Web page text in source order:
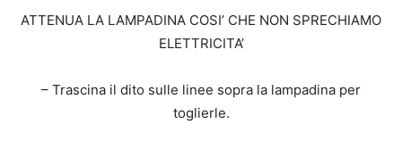
ATTENUA LA LAMPADINA COSI’ CHE NON SPRECHIAMO
ELETTRICITA’
– Trascina il dito sulle linee sopra la lampadina per
toglierle.